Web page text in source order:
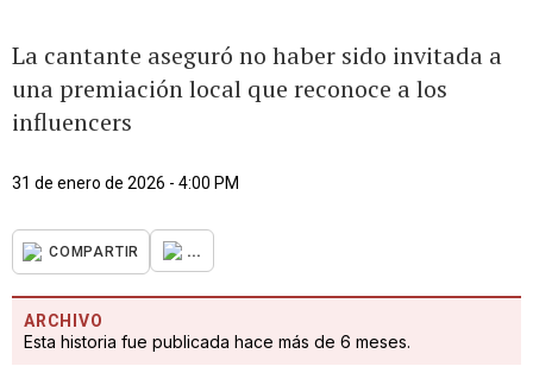
La cantante aseguró no haber sido invitada a
una premiación local que reconoce a los
influencers
31 de enero de 2026 - 4:00 PM
COMPARTIR ...
ARCHIVO
Esta historia fue publicada hace más de 6 meses.